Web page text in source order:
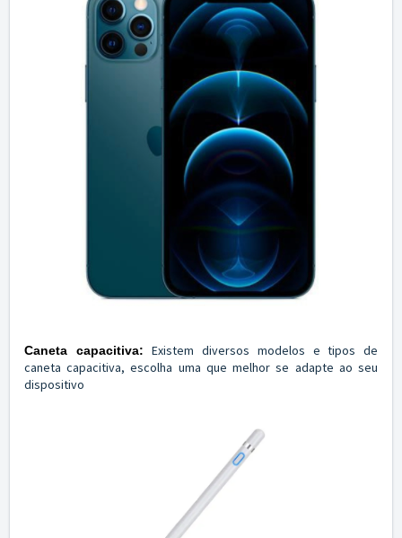
Caneta capacitiva:Existem diversos modelos e tipos de
caneta capacitiva, escolha uma que melhor se adapte ao seu
dispositivo